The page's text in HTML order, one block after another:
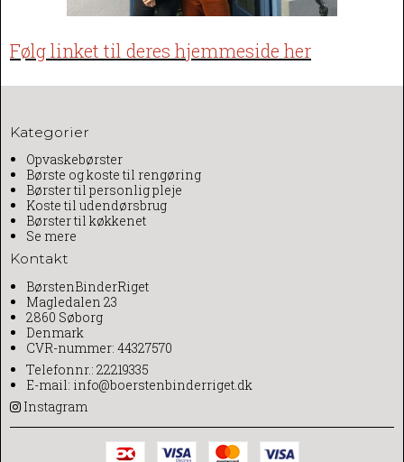
Følg linket til deres hjemmeside her
Kategorier
Opvaskebørster
Børste og koste til rengøring
Børster til personlig pleje
Koste til udendørsbrug
Børster til køkkenet
Se mere
Kontakt
BørstenBinderRiget
Magledalen 23
2860 Søborg
Denmark
CVR-nummer: 44327570
Telefonnr.: 22219335
E-mail: info@boerstenbinderriget.dk
Instagram